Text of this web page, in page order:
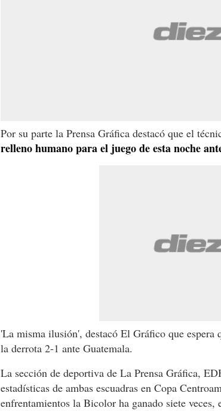
Por su parte la Prensa Gráfica destacó que el
relleno humano para el juego de esta noche
'La misma ilusión', destacó El Gráfico que espera
la derrota 2-1 ante Guatemala.
La sección de deportiva de La Prensa Gráfica,
estadísticas de ambas escuadras en Copa
enfrentamientos la Bicolor ha ganado siete veces,